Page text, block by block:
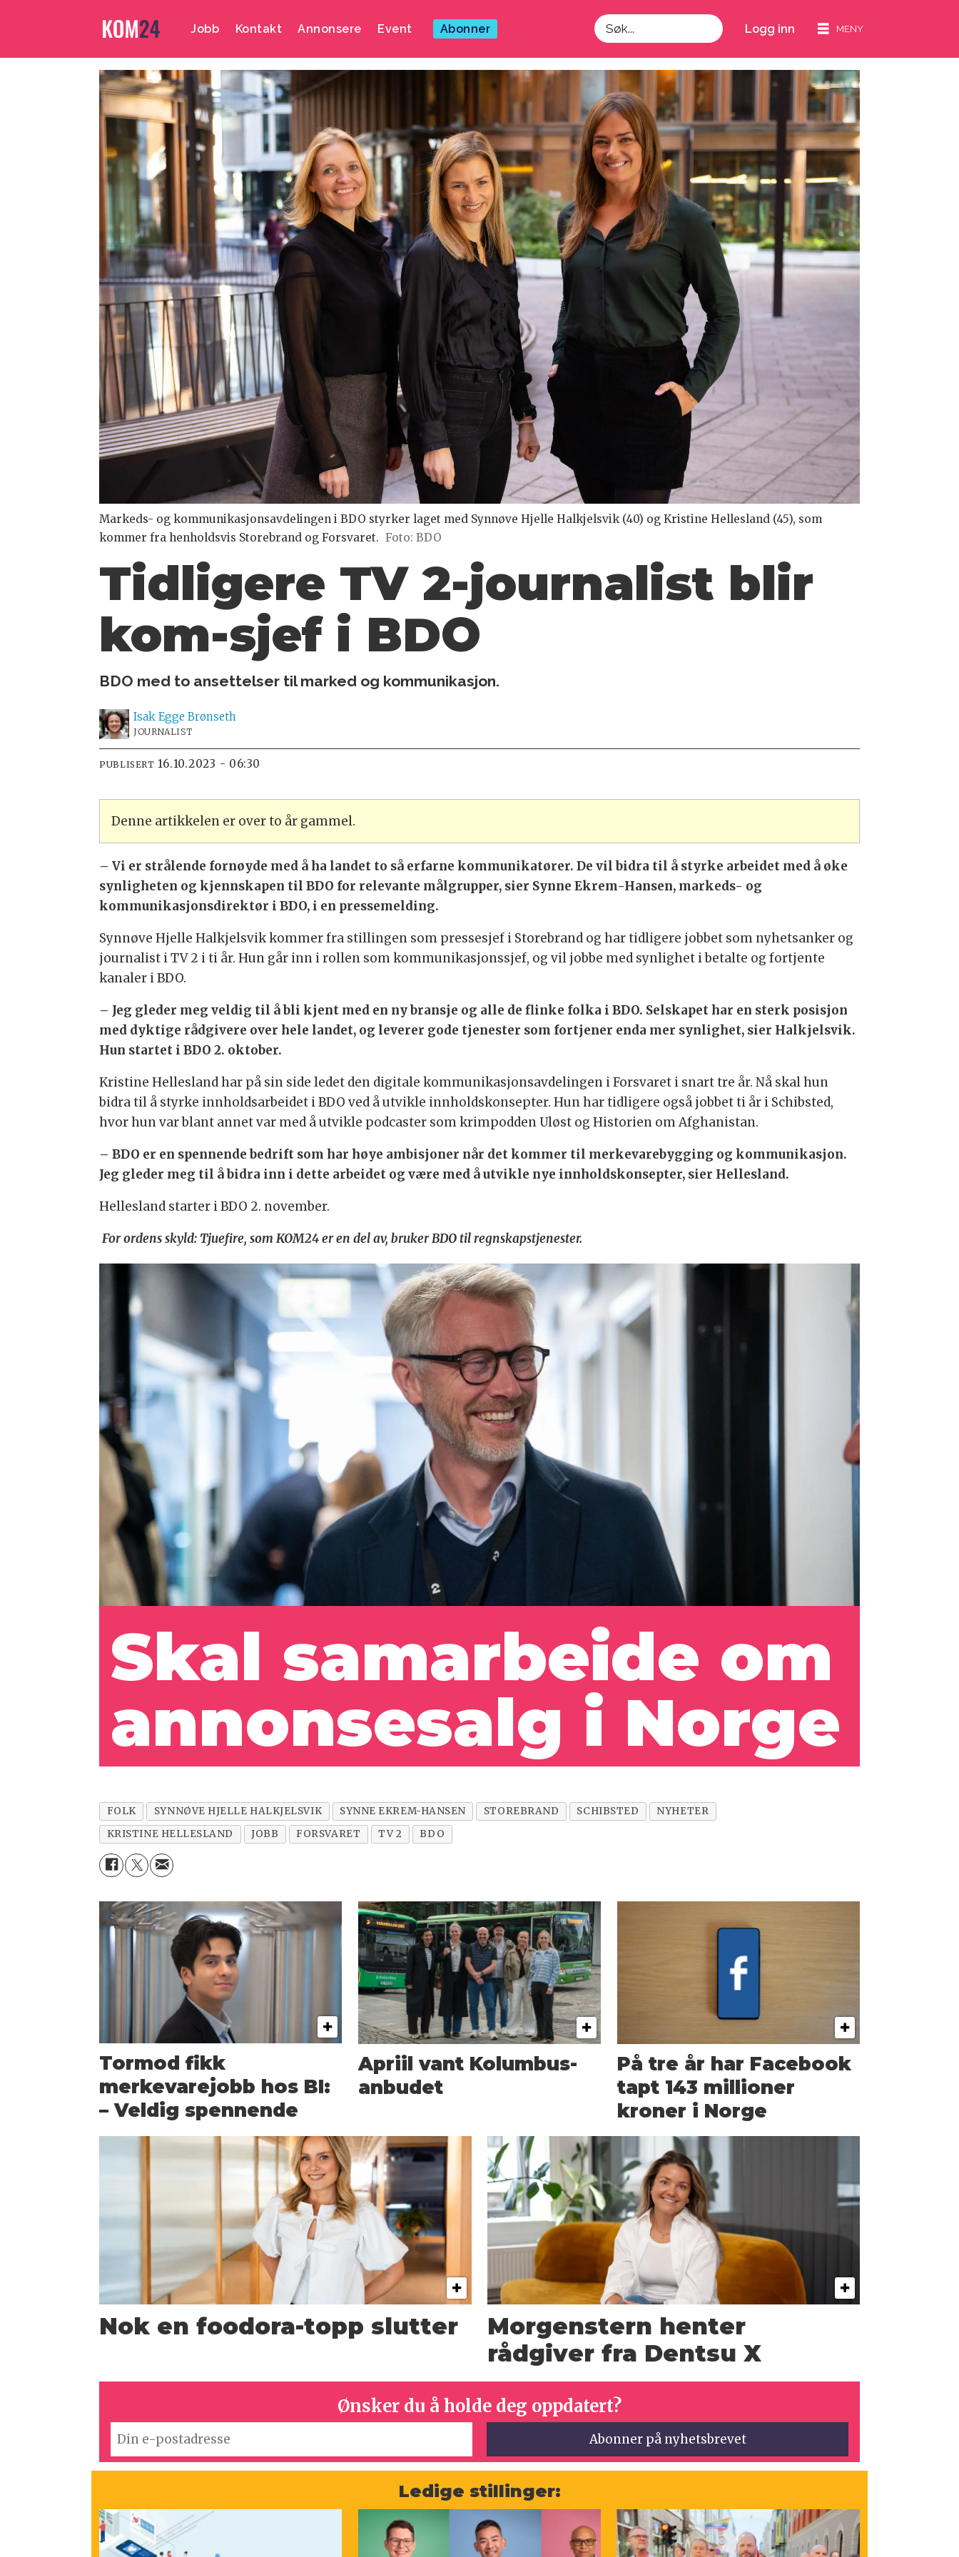
Jobb Kontakt Annonsere Event Abonner
Søk
Logg inn
Markeds- og kommunikasjonsavdelingen i BDO styrker laget med Synnøve Hjelle Halkjelsvik (40) og Kristine Hellesland (45), som
kommer fra henholdsvis Storebrand og Forsvaret. Foto: BDO
Tidligere TV 2-journalist blir
kom-sjef i BDO
BDO med to ansettelser til marked og kommunikasjon.
Isak Egge Brønseth
JOURNALIST
PUBLISERT 16.10.2023 - 06:30
Denne artikkelen er over to år gammel.
– Vi er strålende fornøyde med å ha landet to så erfarne kommunikatører. De vil bidra til å styrke arbeidet med å øke
synligheten og kjennskapen til BDO for relevante målgrupper, sier Synne Ekrem-Hansen, markeds- og
kommunikasjonsdirektør i BDO, i en pressemelding.
Synnøve Hjelle Halkjelsvik kommer fra stillingen som pressesjef i Storebrand og har tidligere jobbet som nyhetsanker og
journalist i TV 2 i ti år. Hun går inn i rollen som kommunikasjonssjef, og vil jobbe med synlighet i betalte og fortjente
kanaler i BDO.
– Jeg gleder meg veldig til å bli kjent med en ny bransje og alle de flinke folka i BDO. Selskapet har en sterk posisjon
med dyktige rådgivere over hele landet, og leverer gode tjenester som fortjener enda mer synlighet, sier Halkjelsvik.
Hun startet i BDO 2. oktober.
Kristine Hellesland har på sin side ledet den digitale kommunikasjonsavdelingen i Forsvaret i snart tre år. Nå skal hun
bidra til å styrke innholdsarbeidet i BDO ved å utvikle innholdskonsepter. Hun har tidligere også jobbet ti år i Schibsted,
hvor hun var blant annet var med å utvikle podcaster som krimpodden Uløst og Historien om Afghanistan.
– BDO er en spennende bedrift som har høye ambisjoner når det kommer til merkevarebygging og kommunikasjon.
Jeg gleder meg til å bidra inn i dette arbeidet og være med å utvikle nye innholdskonsepter, sier Hellesland.
Hellesland starter i BDO 2. november.
For ordens skyld: Tjuefire, som KOM24 er en del av, bruker BDO til regnskapstjenester.
Skal samarbeide om
annonsesalg i Norge
FOLK SYNNØVE HJELLE HALKJELSVIK SYNNE EKREM-HANSEN STOREBRAND SCHIBSTED
NYHETER
KRISTINE HELLESLAND
JOBB FORSVARET TV 2 BDO
Tormod fikk
merkevarejobb hos BI:
– Veldig spennende
Apriil vant Kolumbus-
anbudet
På tre år har Facebook
tapt 143 millioner
kroner i Norge
Nok en foodora-topp slutter
Morgenstern henter
rådgiver fra Dentsu X
Ønsker du å holde deg oppdatert?
Ledige stillinger: